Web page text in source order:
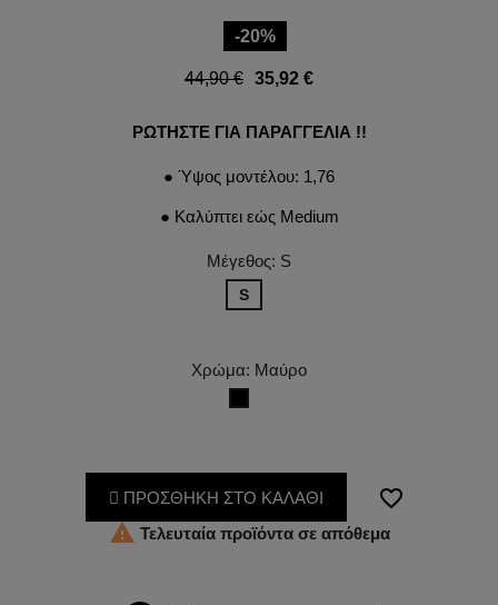
-20%
44,90 € 35,92 €
ΡΩΤΗΣΤΕ ΓΙΑ ΠΑΡΑΓΓΕΛΙΑ !!
● Ύψος μοντέλου: 1,76
● Καλύπτει εώς Medium
Μέγεθος: S
S
Χρώμα: Μαύρο
ΠΡΟΣΘΗΚΗ ΣΤΟ ΚΑΛΑΘΙ
favorite_border
 Τελευταία προϊόντα σε απόθεμα